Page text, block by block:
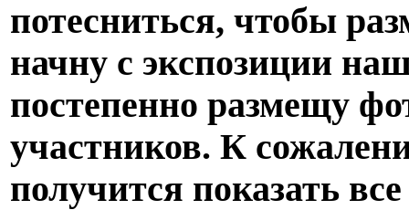
потесниться, чтобы
начну с экспозиции
постепенно размещу
участников. К
получится показать